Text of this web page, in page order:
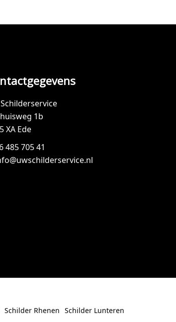
1b
XA Ede
485 705 41
Schilder Rhenen Schilder Lunteren